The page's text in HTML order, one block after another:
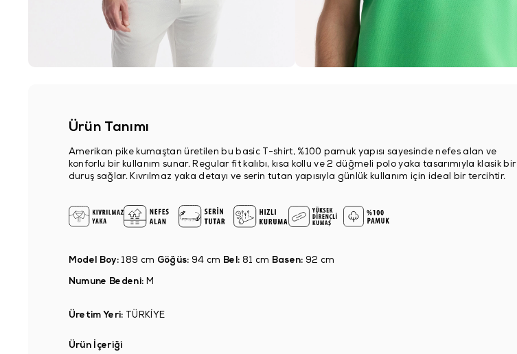
Ürün Tanımı
Amerikan pike kumaştan üretilen bu basic T-shirt, %100 pamuk yapısı sayesinde nefes alan ve
konforlu bir kullanım sunar. Regular fit kalıbı, kısa kollu ve 2 düğmeli polo yaka tasarımıyla klasik bir
duruş sağlar. Kıvrılmaz yaka detayı ve serin tutan yapısıyla günlük kullanım için ideal bir tercihtir.
Model Boy: 189 cm Göğüs: 94 cm Bel: 81 cm Basen: 92 cm
Numune Bedeni: M
Üretim Yeri: TÜRKİYE
Ürün İçeriği